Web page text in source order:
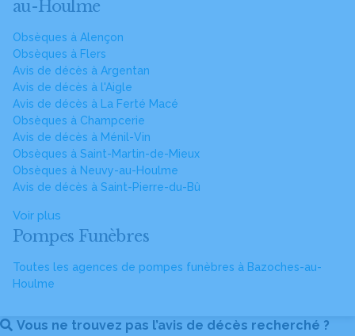
au-Houlme
Obsèques à Alençon
Obsèques à Flers
Avis de décès à Argentan
Avis de décès à l'Aigle
Avis de décès à La Ferté Macé
Obsèques à Champcerie
Avis de décès à Ménil-Vin
Obsèques à Saint-Martin-de-Mieux
Obsèques à Neuvy-au-Houlme
Avis de décès à Saint-Pierre-du-Bû
Voir plus
Pompes Funèbres
Toutes les agences de pompes funèbres à Bazoches-au-
Houlme
Vous ne trouvez pas l’avis de décès recherché ?